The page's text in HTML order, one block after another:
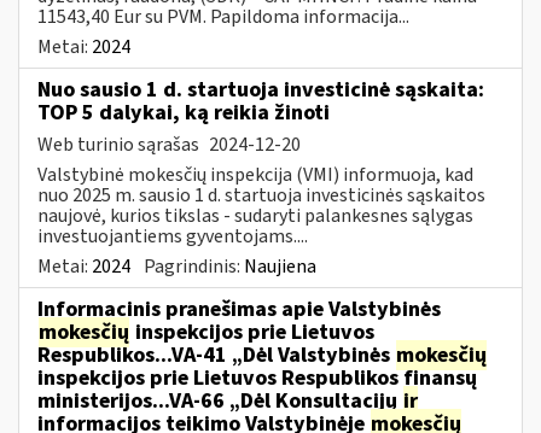
11543,40 Eur su PVM. Papildoma informacija...
Metai: 2024
Nuo sausio 1 d. startuoja investicinė sąskaita:
TOP 5 dalykai, ką reikia žinoti
Web turinio sąrašas 2024-12-20
Valstybinė mokesčių inspekcija (VMI) informuoja, kad
nuo 2025 m. sausio 1 d. startuoja investicinės sąskaitos
naujovė, kurios tikslas - sudaryti palankesnes sąlygas
investuojantiems gyventojams....
Metai: 2024 Pagrindinis: Naujiena
Informacinis pranešimas apie Valstybinės
mokesčių inspekcijos prie Lietuvos
Respublikos...VA-41 „Dėl Valstybinės mokesčių
inspekcijos prie Lietuvos Respublikos finansų
ministerijos...VA-66 „Dėl Konsultacijų ir
informacijos teikimo Valstybinėje mokesčių